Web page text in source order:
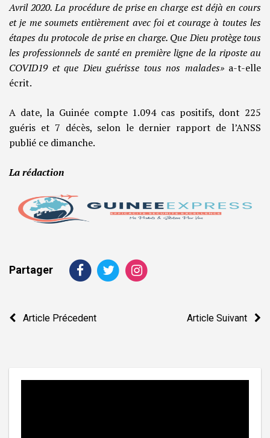
Avril 2020. La procédure de prise en charge est déjà en cours
et je me soumets entièrement avec foi et courage à toutes les
étapes du protocole de prise en charge. Que Dieu protège tous
les professionnels de santé en première ligne de la riposte au
COVID19 et que Dieu guérisse tous nos malades»a-t-elle
écrit.
A date, la Guinée compte 1.094 cas positifs, dont 225
guéris et 7 décès, selon le dernier rapport de l’ANSS
publié ce dimanche.
La rédaction
Partager
Navigation
Article Précedent Article Suivant